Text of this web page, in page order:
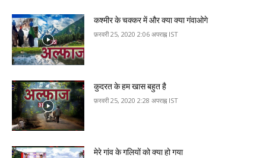
कश्मीर के चक्कर में और क्या क्या गंवाओगे
फ़रवरी 25, 2020 2:06 अपराह्न IST
कुदरत के हम खास ब‍हुत है
फ़रवरी 25, 2020 2:28 अपराह्न IST
मेरे गांव के गल‍ियों को क्‍या हो गया